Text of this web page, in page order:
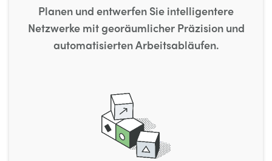
Planen und entwerfen Sie intelligentere
Netzwerke mit georäumlicher Präzision und
automatisierten Arbeitsabläufen.